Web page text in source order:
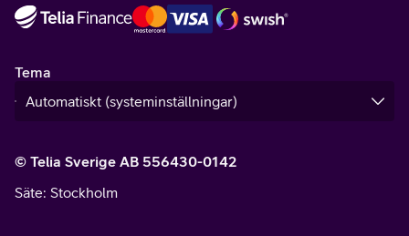
Tema
© Telia Sverige AB 556430-0142
Säte: Stockholm